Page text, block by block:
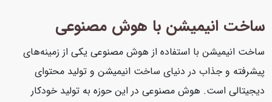
ساخت انیمیشن با هوش مصنوعی
ساخت انیمیشن با استفاده از هوش مصنوعی یکی از زمینه‌های
پیشرفته و جذاب در دنیای ساخت انیمیشن و تولید محتوای
دیجیتالی است. هوش مصنوعی در این حوزه به تولید خودکار